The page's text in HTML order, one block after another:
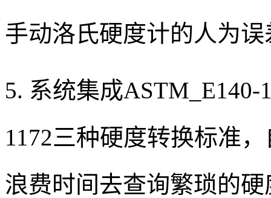
手动洛氏硬度计的人为误
5. 系统集成ASTM_E140-
1172三种硬度转换标准
浪费时间去查询繁琐的